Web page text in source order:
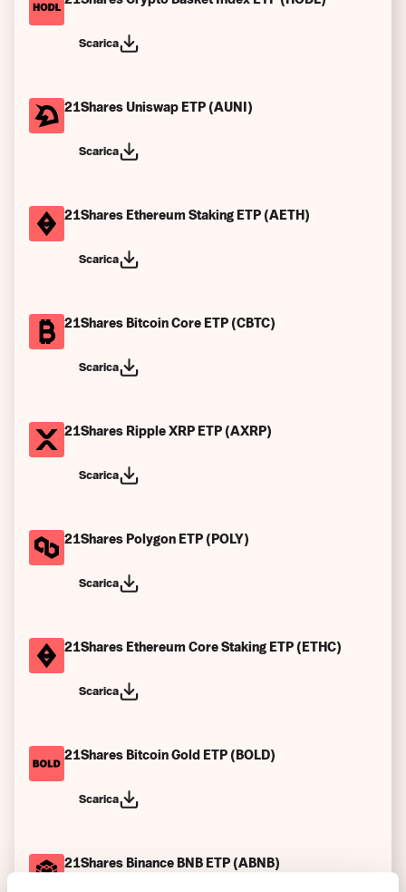
Scarica
21Shares Uniswap ETP (AUNI)
Scarica
21Shares Ethereum Staking ETP (AETH)
Scarica
21Shares Bitcoin Core ETP (CBTC)
Scarica
21Shares Ripple XRP ETP (AXRP)
Scarica
21Shares Polygon ETP (POLY)
Scarica
21Shares Ethereum Core Staking ETP (ETHC)
Scarica
21Shares Bitcoin Gold ETP (BOLD)
Scarica
21Shares Binance BNB ETP (ABNB)